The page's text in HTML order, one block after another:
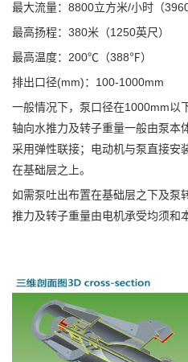
最大流量： 8800立方米/小时（
最高扬程： 380米（1250英尺）
最高温度： 200℃（388℉）
排出口径(mm)：100-1000mm
一般情况下，泵口径在1000mm以
轴向水推力及转子重量一般由泵本
采用弹性联接；电动机与泵直接安
在基础层之上。
如需泵吐出布置在基础层之下及泵
推力及转子重量由电机承受均须和